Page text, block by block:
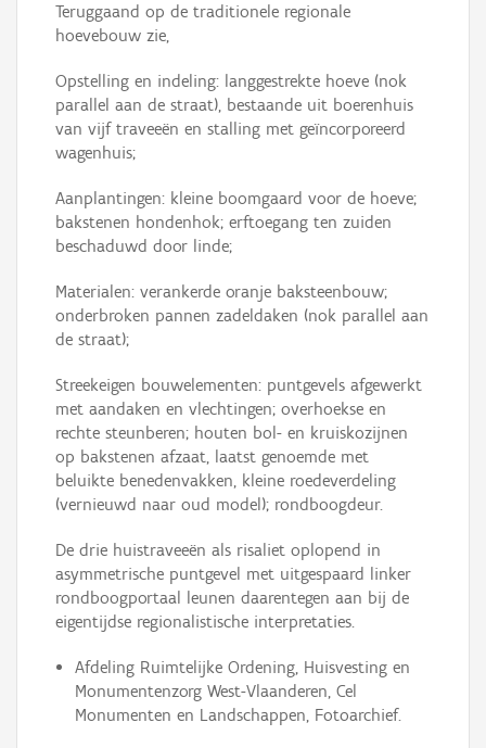
Teruggaand op de traditionele regionale
hoevebouw zie,
Opstelling en indeling: langgestrekte hoeve (nok
parallel aan de straat), bestaande uit boerenhuis
van vijf traveeën en stalling met geïncorporeerd
wagenhuis;
Aanplantingen: kleine boomgaard voor de hoeve;
bakstenen hondenhok; erftoegang ten zuiden
beschaduwd door linde;
Materialen: verankerde oranje baksteenbouw;
onderbroken pannen zadeldaken (nok parallel aan
de straat);
Streekeigen bouwelementen: puntgevels afgewerkt
met aandaken en vlechtingen; overhoekse en
rechte steunberen; houten bol- en kruiskozijnen
op bakstenen afzaat, laatst genoemde met
beluikte benedenvakken, kleine roedeverdeling
(vernieuwd naar oud model); rondboogdeur.
De drie huistraveeën als risaliet oplopend in
asymmetrische puntgevel met uitgespaard linker
rondboogportaal leunen daarentegen aan bij de
eigentijdse regionalistische interpretaties.
Afdeling Ruimtelijke Ordening, Huisvesting en
Monumentenzorg West-Vlaanderen, Cel
Monumenten en Landschappen, Fotoarchief.